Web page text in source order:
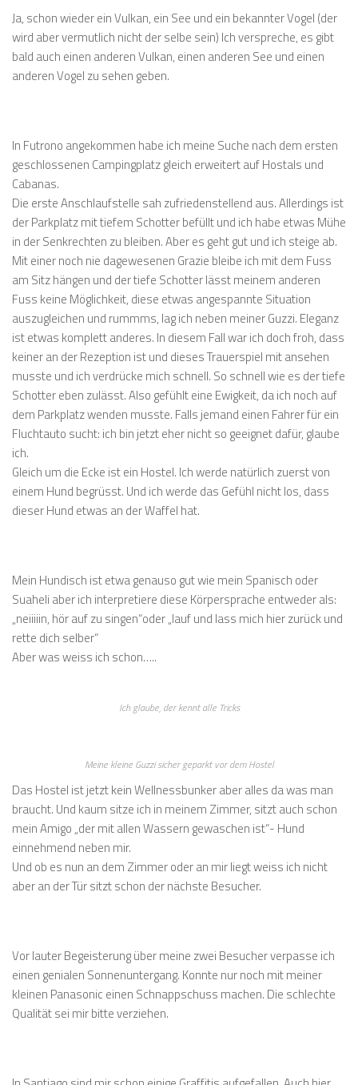
Ja, schon wieder ein Vulkan, ein See und ein bekannter Vogel (der
wird aber vermutlich nicht der selbe sein) Ich verspreche, es gibt
bald auch einen anderen Vulkan, einen anderen See und einen
anderen Vogel zu sehen geben.
In Futrono angekommen habe ich meine Suche nach dem ersten
geschlossenen Campingplatz gleich erweitert auf Hostals und
Cabanas.
Die erste Anschlaufstelle sah zufriedenstellend aus. Allerdings ist
der Parkplatz mit tiefem Schotter befüllt und ich habe etwas Mühe
in der Senkrechten zu bleiben. Aber es geht gut und ich steige ab.
Mit einer noch nie dagewesenen Grazie bleibe ich mit dem Fuss
am Sitz hängen und der tiefe Schotter lässt meinem anderen
Fuss keine Möglichkeit, diese etwas angespannte Situation
auszugleichen und rummms, lag ich neben meiner Guzzi. Eleganz
ist etwas komplett anderes. In diesem Fall war ich doch froh, dass
keiner an der Rezeption ist und dieses Trauerspiel mit ansehen
musste und ich verdrücke mich schnell. So schnell wie es der tiefe
Schotter eben zulässt. Also gefühlt eine Ewigkeit, da ich noch auf
dem Parkplatz wenden musste. Falls jemand einen Fahrer für ein
Fluchtauto sucht: ich bin jetzt eher nicht so geeignet dafür, glaube
ich.
Gleich um die Ecke ist ein Hostel. Ich werde natürlich zuerst von
einem Hund begrüsst. Und ich werde das Gefühl nicht los, dass
dieser Hund etwas an der Waffel hat.
Mein Hundisch ist etwa genauso gut wie mein Spanisch oder
Suaheli aber ich interpretiere diese Körpersprache entweder als:
„neiiiiin, hör auf zu singen“oder „lauf und lass mich hier zurück und
rette dich selber“
Aber was weiss ich schon…..
Ich glaube, der kennt alle Tricks
Meine kleine Guzzi sicher geparkt vor dem Hostel
Das Hostel ist jetzt kein Wellnessbunker aber alles da was man
braucht. Und kaum sitze ich in meinem Zimmer, sitzt auch schon
mein Amigo „der mit allen Wassern gewaschen ist“- Hund
einnehmend neben mir.
Und ob es nun an dem Zimmer oder an mir liegt weiss ich nicht
aber an der Tür sitzt schon der nächste Besucher.
Vor lauter Begeisterung über meine zwei Besucher verpasse ich
einen genialen Sonnenuntergang. Konnte nur noch mit meiner
kleinen Panasonic einen Schnappschuss machen. Die schlechte
Qualität sei mir bitte verziehen.